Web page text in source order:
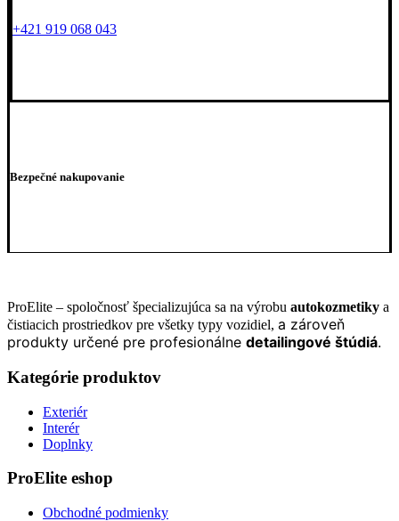
+421 919 068 043
Bezpečné nakupovanie
ProElite – spoločnosť špecializujúca sa na výrobu autokozmetiky a
čistiacich prostriedkov pre všetky typy vozidiel, a zároveň
produkty určené pre profesionálne detailingové štúdiá.
Kategórie produktov
Exteriér
Interér
Doplnky
ProElite eshop
Obchodné podmienky